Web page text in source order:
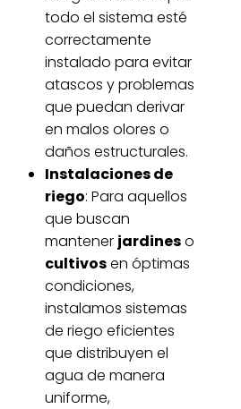
todo el sistema esté
correctamente
instalado para evitar
atascos y problemas
que puedan derivar
en malos olores o
daños estructurales.
Instalaciones de
riego: Para aquellos
que buscan
mantener jardineso
cultivosen óptimas
condiciones,
instalamos sistemas
de riego eficientes
que distribuyen el
agua de manera
uniforme,